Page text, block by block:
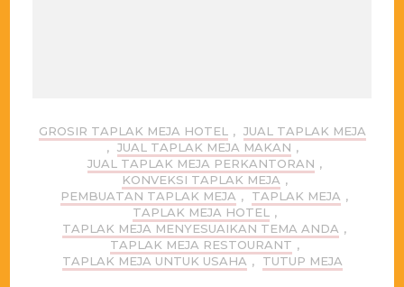
GROSIR TAPLAK MEJA HOTEL , JUAL TAPLAK MEJA
, JUAL TAPLAK MEJA MAKAN ,
JUAL TAPLAK MEJA PERKANTORAN ,
KONVEKSI TAPLAK MEJA ,
PEMBUATAN TAPLAK MEJA , TAPLAK MEJA ,
TAPLAK MEJA HOTEL
,
TAPLAK MEJA MENYESUAIKAN TEMA ANDA ,
TAPLAK MEJA RESTOURANT ,
TAPLAK MEJA UNTUK USAHA , TUTUP MEJA